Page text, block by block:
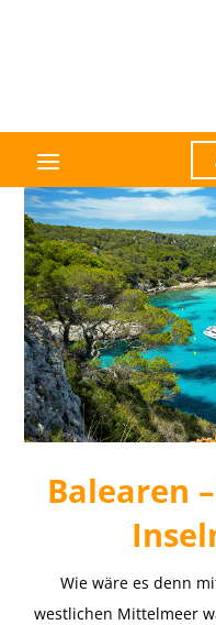
Balearen
Wie wäre es denn
westlichen Mittelmeer